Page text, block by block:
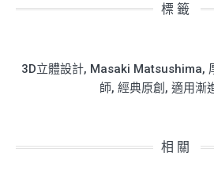
標籤
3D立體設計, Masaki Matsushima,
師, 經典原創 , 適用漸
相關